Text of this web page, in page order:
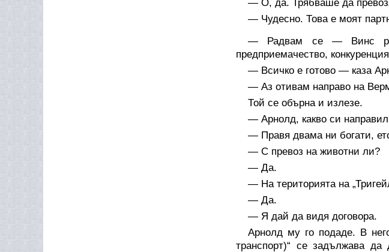
— О, да. Трябваше да
— Чудесно. Това е моят
— Радвам се — Винс
предприемачество,
— Всичко е готово — каза
— Аз отивам направо на
Той се обърна и излезе.
— Арнолд, какво си
— Правя двама ни богати,
— С превоз на животни ли?
— Да.
— На територията на
— Да.
— Я дай да видя договора.
Арнолд му го подаде. В
транспорт)“ се задължава